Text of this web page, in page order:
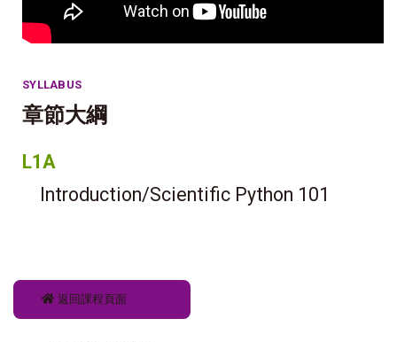
SYLLABUS
章節大綱
L1A
Introduction/Scientific Python 101
返回課程頁面